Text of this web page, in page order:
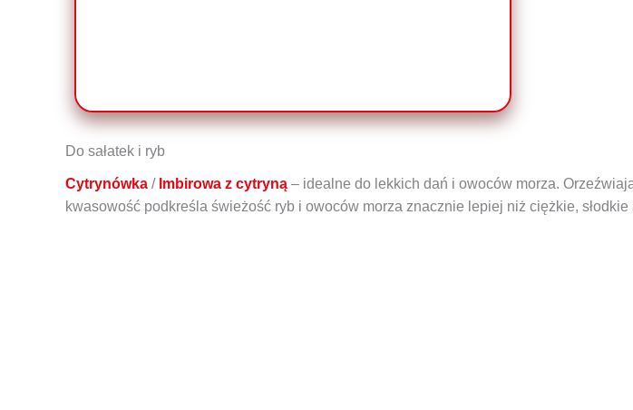
Do sałatek i ryb
Cytrynówka / Imbirowa z cytryną – idealne do lekkich dań i owoców morza.
kwasowość podkreśla świeżość ryb i owoców morza znacznie lepiej niż ciężkie, słodkie